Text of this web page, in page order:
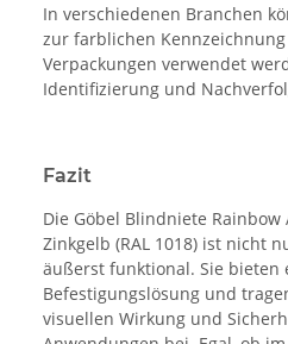
In verschiedenen Branchen
zur farblichen
Verpackungen verwendet
Identifizierung und
Fazit
Die Göbel Blindniete Rainbow
Zinkgelb (RAL 1018) ist nicht
äußerst funktional. Sie bieten
Befestigungslösung und
visuellen Wirkung und